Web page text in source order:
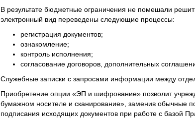
В результате бюджетные ограничения не помешали
электронный вид переведены следующие процессы:
регистрация документов;
ознакомление;
контроль исполнения;
согласование договоров, дополнительных
Служебные записки с запросами информации между
Приобретение опции «ЭП и шифрование» позволит
бумажном носителе и сканирование», заменив обычные
подписания исходящих документов при работе с базой